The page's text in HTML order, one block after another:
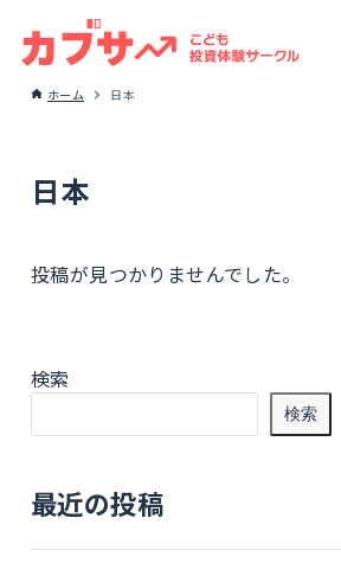
ホーム 日本
日本
投稿が見つかりませんでした。
検索
検索
最近の投稿